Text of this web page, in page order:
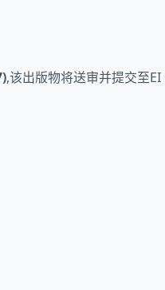
,该出版物将送审并提交至